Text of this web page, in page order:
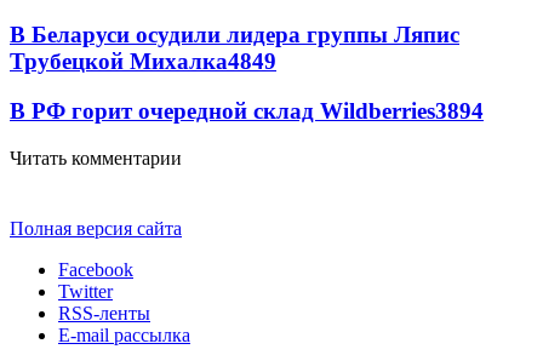
В Беларуси осудили лидера группы Ляпис
Трубецкой Михалка4849
В РФ горит очередной склад Wildberries3894
Читать комментарии
Полная версия сайта
Facebook
Twitter
RSS-ленты
E-mail рассылка